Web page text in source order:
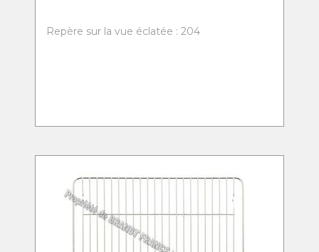
Repère sur la vue éclatée : 204